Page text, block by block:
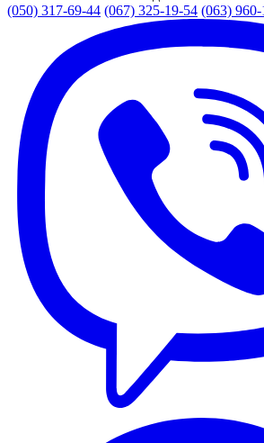
(050) 317-69-44 (067) 325-19-54 (063) 960-